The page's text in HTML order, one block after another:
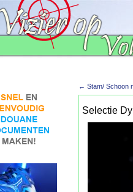
← Stam/ Schoon
Selectie